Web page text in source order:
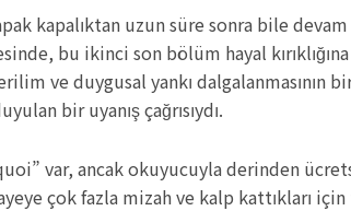
kapalıktan uzun süre sonra bile
bu ikinci son bölüm hayal
duygusal yankı dalgalanmasının bir
bir uyanış çağrısıydı.
var, ancak okuyucuyla derinden
çok fazla mizah ve kalp kattıkları